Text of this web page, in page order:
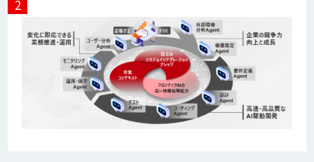
JOINT AI Flow byGMO